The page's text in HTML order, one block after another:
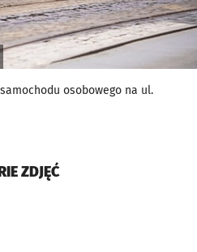
osobowego na ul.
ZDJĘĆ